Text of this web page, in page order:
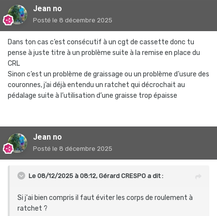
Jean no
Posté le 8 décembre 2025
Dans ton cas c’est consécutif à un cgt de cassette donc tu
pense à juste titre à un problème suite à la remise en place du
CRL
Sinon c’est un problème de graissage ou un problème d’usure des
couronnes, j’ai déjà entendu un ratchet qui décrochait au
pédalage suite à l’utilisation d’une graisse trop épaisse
Jean no
Posté le 8 décembre 2025
Le 08/12/2025 à 08:12, Gérard CRESPO a dit :
Si j'ai bien compris il faut éviter les corps de roulement à
ratchet ?